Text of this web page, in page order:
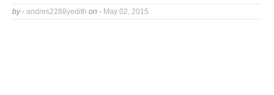
by - andres2288yedith on - May 02, 2015